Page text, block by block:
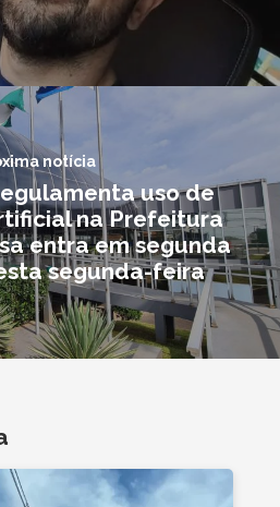
notícia
uso de
na Prefeitura
entra em segunda
segunda-feira